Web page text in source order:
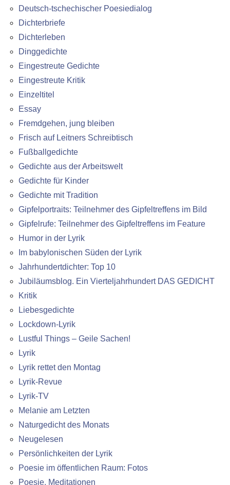
Deutsch-tschechischer Poesiedialog
Dichterbriefe
Dichterleben
Dinggedichte
Eingestreute Gedichte
Eingestreute Kritik
Einzeltitel
Essay
Fremdgehen, jung bleiben
Frisch auf Leitners Schreibtisch
Fußballgedichte
Gedichte aus der Arbeitswelt
Gedichte für Kinder
Gedichte mit Tradition
Gipfelportraits: Teilnehmer des Gipfeltreffens im Bild
Gipfelrufe: Teilnehmer des Gipfeltreffens im Feature
Humor in der Lyrik
Im babylonischen Süden der Lyrik
Jahrhundertdichter: Top 10
Jubiläumsblog. Ein Vierteljahrhundert DAS GEDICHT
Kritik
Liebesgedichte
Lockdown-Lyrik
Lustful Things – Geile Sachen!
Lyrik
Lyrik rettet den Montag
Lyrik-Revue
Lyrik-TV
Melanie am Letzten
Naturgedicht des Monats
Neugelesen
Persönlichkeiten der Lyrik
Poesie im öffentlichen Raum: Fotos
Poesie. Meditationen